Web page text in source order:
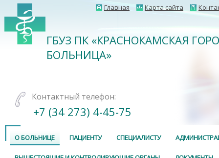
Главная Карта сайта
ГБУЗ ПК «КРАСНОКАМСКАЯ
БОЛЬНИЦА»
Контактный телефон:
+7 (34 273) 4-45-75
О БОЛЬНИЦЕ ПАЦИЕНТУ СПЕЦИАЛИСТУ